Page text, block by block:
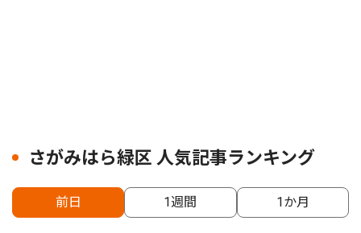
さがみはら緑区 人気記事ランキング
前日 1週間 1か月